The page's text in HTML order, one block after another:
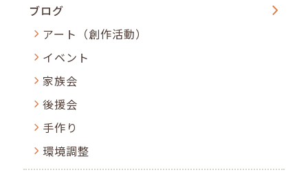
ブログ
アート（創作活動）
イベント
家族会
後援会
手作り
環境調整